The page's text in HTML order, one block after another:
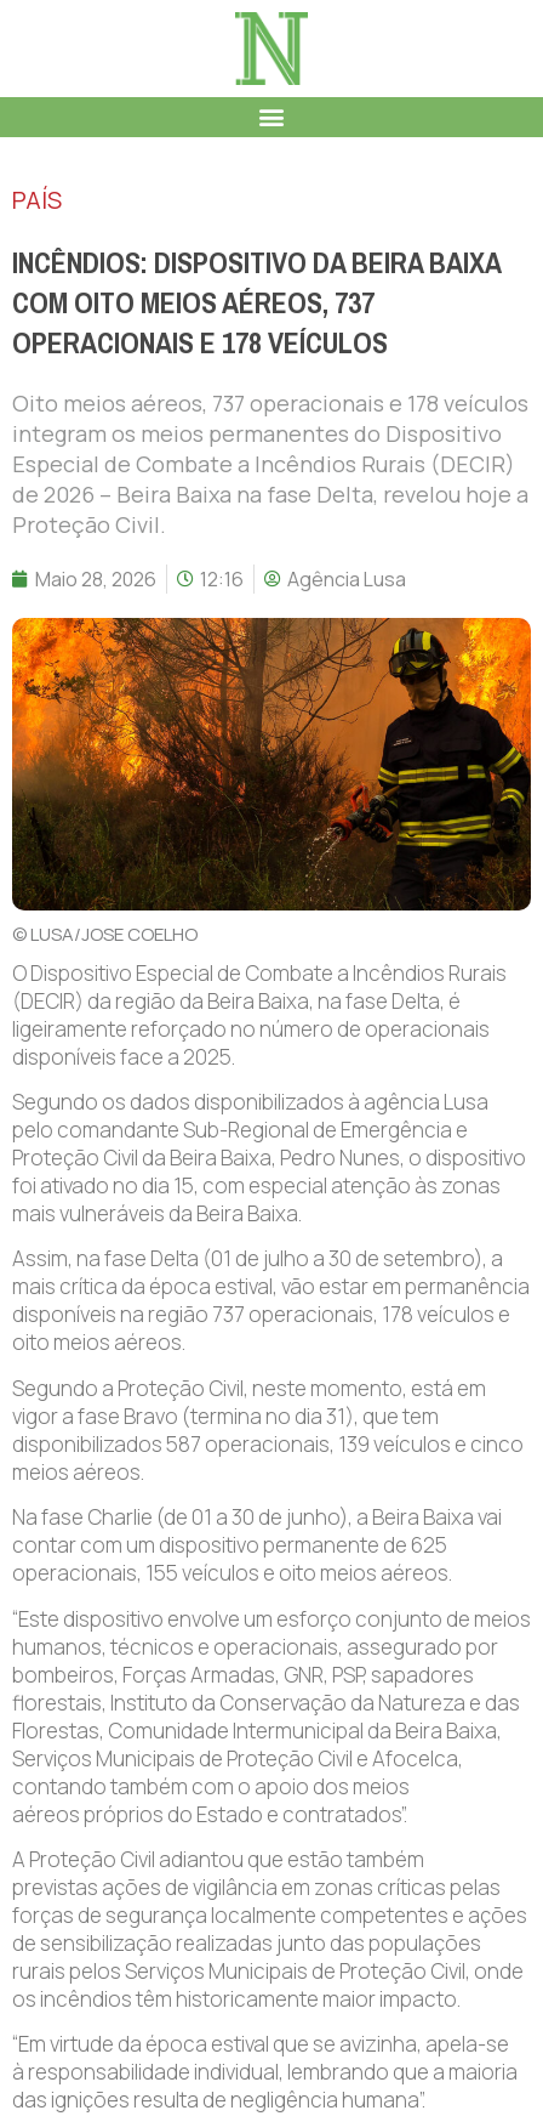
PAÍS
INCÊNDIOS: DISPOSITIVO DA BEIRA BAIXA
COM OITO MEIOS AÉREOS, 737
OPERACIONAIS E 178 VEÍCULOS
Oito meios aéreos, 737 operacionais e 178 veículos
integram os meios permanentes do Dispositivo
Especial de Combate a Incêndios Rurais (DECIR)
de 2026 – Beira Baixa na fase Delta, revelou hoje a
Proteção Civil.
Maio 28, 2026 12:16 Agência Lusa
© LUSA/JOSE COELHO
O Dispositivo Especial de Combate a Incêndios Rurais
(DECIR) da região da Beira Baixa, na fase Delta, é
ligeiramente reforçado no número de operacionais
disponíveis face a 2025.
Segundo os dados disponibilizados à agência Lusa
pelo comandante Sub-Regional de Emergência e
Proteção Civil da Beira Baixa, Pedro Nunes, o dispositivo
foi ativado no dia 15, com especial atenção às zonas
mais vulneráveis da Beira Baixa.
Assim, na fase Delta (01 de julho a 30 de setembro), a
mais crítica da época estival, vão estar em permanência
disponíveis na região 737 operacionais, 178 veículos e
oito meios aéreos.
Segundo a Proteção Civil, neste momento, está em
vigor a fase Bravo (termina no dia 31), que tem
disponibilizados 587 operacionais, 139 veículos e cinco
meios aéreos.
Na fase Charlie (de 01 a 30 de junho), a Beira Baixa vai
contar com um dispositivo permanente de 625
operacionais, 155 veículos e oito meios aéreos.
“Este dispositivo envolve um esforço conjunto de meios
humanos, técnicos e operacionais, assegurado por
bombeiros, Forças Armadas, GNR, PSP, sapadores
florestais, Instituto da Conservação da Natureza e das
Florestas, Comunidade Intermunicipal da Beira Baixa,
Serviços Municipais de Proteção Civil e Afocelca,
contando também com o apoio dos meios
aéreos próprios do Estado e contratados”.
A Proteção Civil adiantou que estão também
previstas ações de vigilância em zonas críticas pelas
forças de segurança localmente competentes e ações
de sensibilização realizadas junto das populações
rurais pelos Serviços Municipais de Proteção Civil, onde
os incêndios têm historicamente maior impacto.
“Em virtude da época estival que se avizinha, apela-se
à responsabilidade individual, lembrando que a maioria
das ignições resulta de negligência humana”.